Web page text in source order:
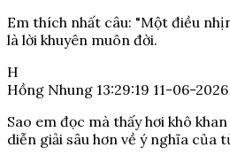
Em thích nhất câu: "Một điều
là lời khuyên muôn đời.
H
Hồng Nhung 13:29:19 11-06-2026
Sao em đọc mà thấy hơi khô
diễn giải sâu hơn về ý nghĩa của